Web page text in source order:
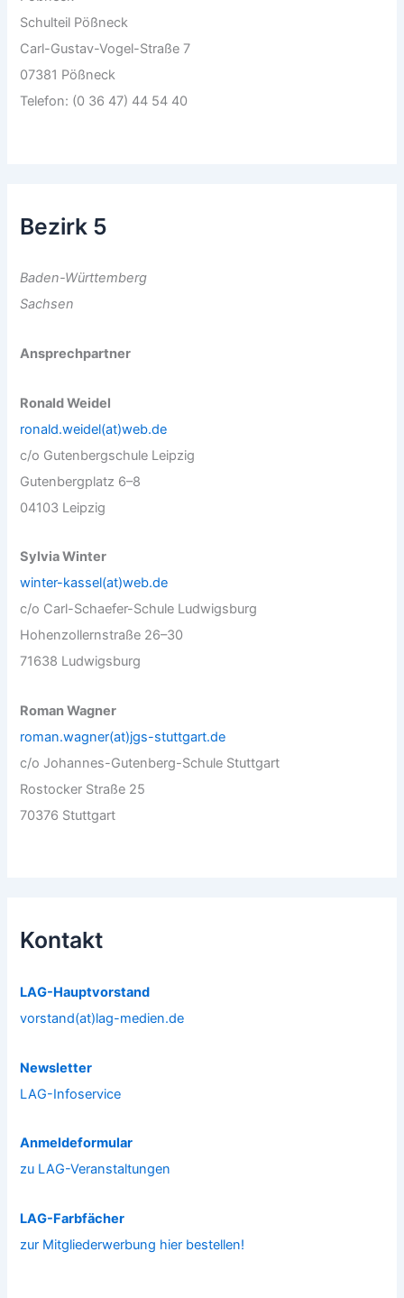
Schulteil Pößneck
Carl-Gustav-Vogel-Straße 7
07381 Pößneck
Telefon: (0 36 47) 44 54 40
Bezirk 5
Baden-Württemberg
Sachsen
Ansprechpartner
Ronald Weidel
ronald.weidel(at)web.de
c/o Gutenbergschule Leipzig
Gutenbergplatz 6–8
04103 Leipzig
Sylvia Winter
winter-kassel(at)web.de
c/o Carl-Schaefer-Schule Ludwigsburg
Hohenzollernstraße 26–30
71638 Ludwigsburg
Roman Wagner
roman.wagner(at)jgs-stuttgart.de
c/o Johannes-Gutenberg-Schule Stuttgart
Rostocker Straße 25
70376 Stuttgart
Kontakt
LAG-Hauptvorstand
vorstand(at)lag-medien.de
Newsletter
LAG-Infoservice
Anmeldeformular
zu LAG-Veranstaltungen
LAG-Farbfächer
zur Mitgliederwerbung hier bestellen!